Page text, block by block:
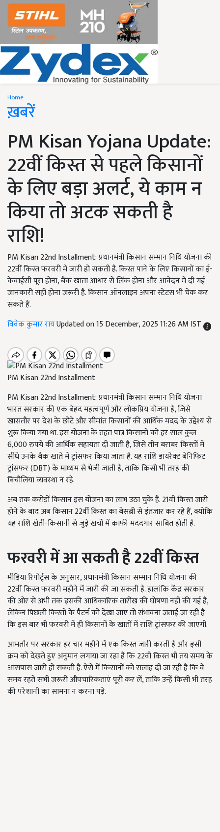
Home
ख़बरें
PM Kisan Yojana Update:
22वीं किस्त से पहले किसानों
के लिए बड़ा अलर्ट, ये काम न
किया तो अटक सकती है
राशि!
PM Kisan 22nd Installment: प्रधानमंत्री किसान सम्मान निधि योजना की
22वीं किस्त फरवरी में जारी हो सकती है. किस्त पाने के लिए किसानों का ई-
केवाईसी पूरा होना, बैंक खाता आधार से लिंक होना और आवेदन में दी गई
जानकारी सही होना जरूरी है. किसान ऑनलाइन अपना स्टेटस भी चेक कर
सकते हैं.
विवेक कुमार रायUpdated on 15 December, 2025 11:26 AM IST
PM Kisan 22nd Installment
PM Kisan 22nd Installment: प्रधानमंत्री किसान सम्मान निधि योजना
भारत सरकार की एक बेहद महत्वपूर्ण और लोकप्रिय योजना है, जिसे
खासतौर पर देश के छोटे और सीमांत किसानों की आर्थिक मदद के उद्देश्य से
शुरू किया गया था. इस योजना के तहत पात्र किसानों को हर साल कुल
6,000 रुपये की आर्थिक सहायता दी जाती है, जिसे तीन बराबर किस्तों में
सीधे उनके बैंक खाते में ट्रांसफर किया जाता है. यह राशि डायरेक्ट बेनिफिट
ट्रांसफर (DBT) के माध्यम से भेजी जाती है, ताकि किसी भी तरह की
बिचौलिया व्यवस्था न रहे.
अब तक करोड़ों किसान इस योजना का लाभ उठा चुके हैं. 21वीं किस्त जारी
होने के बाद अब किसान 22वीं किस्त का बेसब्री से इंतजार कर रहे हैं, क्योंकि
यह राशि खेती-किसानी से जुड़े खर्चों में काफी मददगार साबित होती है.
फरवरी में आ सकती है 22वीं किस्त
मीडिया रिपोर्ट्स के अनुसार, प्रधानमंत्री किसान सम्मान निधि योजना की
22वीं किस्त फरवरी महीने में जारी की जा सकती है. हालांकि केंद्र सरकार
की ओर से अभी तक इसकी आधिकारिक तारीख की घोषणा नहीं की गई है,
लेकिन पिछली किस्तों के पैटर्न को देखा जाए तो संभावना जताई जा रही है
कि इस बार भी फरवरी में ही किसानों के खातों में राशि ट्रांसफर की जाएगी.
आमतौर पर सरकार हर चार महीने में एक किस्त जारी करती है और इसी
क्रम को देखते हुए अनुमान लगाया जा रहा है कि 22वीं किस्त भी तय समय के
आसपास जारी हो सकती है. ऐसे में किसानों को सलाह दी जा रही है कि वे
समय रहते सभी जरूरी औपचारिकताएं पूरी कर लें, ताकि उन्हें किसी भी तरह
की परेशानी का सामना न करना पड़े.